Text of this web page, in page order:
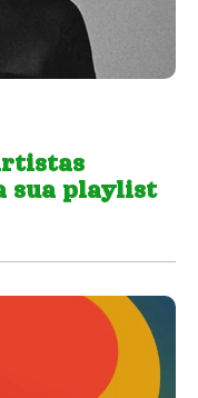
sua playlist